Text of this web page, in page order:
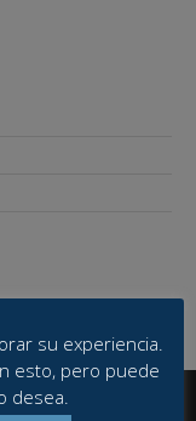
su experiencia.
esto, pero puede
desea.